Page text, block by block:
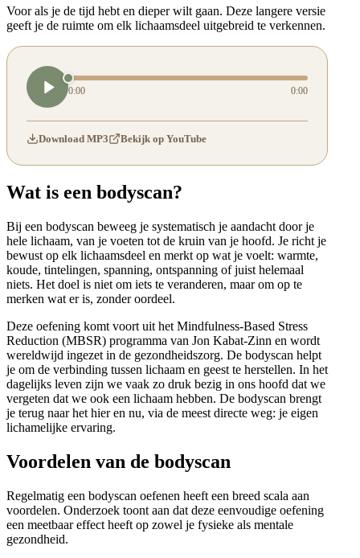
Voor als je de tijd hebt en dieper wilt gaan. Deze langere versie
geeft je de ruimte om elk lichaamsdeel uitgebreid te verkennen.
0:00 0:00
Download MP3 Bekijk op YouTube
Wat is een bodyscan?
Bij een bodyscan beweeg je systematisch je aandacht door je
hele lichaam, van je voeten tot de kruin van je hoofd. Je richt je
bewust op elk lichaamsdeel en merkt op wat je voelt: warmte,
koude, tintelingen, spanning, ontspanning of juist helemaal
niets. Het doel is niet om iets te veranderen, maar om op te
merken wat er is, zonder oordeel.
Deze oefening komt voort uit het Mindfulness-Based Stress
Reduction (MBSR) programma van Jon Kabat-Zinn en wordt
wereldwijd ingezet in de gezondheidszorg. De bodyscan helpt
je om de verbinding tussen lichaam en geest te herstellen. In het
dagelijks leven zijn we vaak zo druk bezig in ons hoofd dat we
vergeten dat we ook een lichaam hebben. De bodyscan brengt
je terug naar het hier en nu, via de meest directe weg: je eigen
lichamelijke ervaring.
Voordelen van de bodyscan
Regelmatig een bodyscan oefenen heeft een breed scala aan
voordelen. Onderzoek toont aan dat deze eenvoudige oefening
een meetbaar effect heeft op zowel je fysieke als mentale
gezondheid.